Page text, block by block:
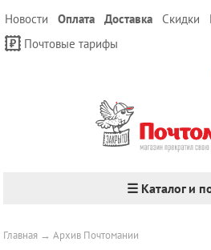
Новости Оплата Доставка Скидки
Почтовые тарифы
☰ Каталог и
Главная →Архив Почтомании